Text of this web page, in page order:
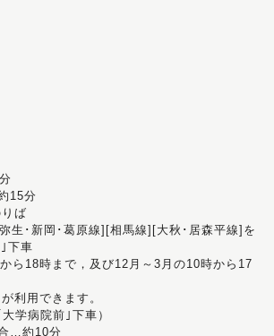
15分
ば
生･新岡･葛原線][相馬線][大秋･居森平線]を
下車
ら18時まで，及び12月～3月の10時から17
利用できます。
学病院前｣下車）
…約10分